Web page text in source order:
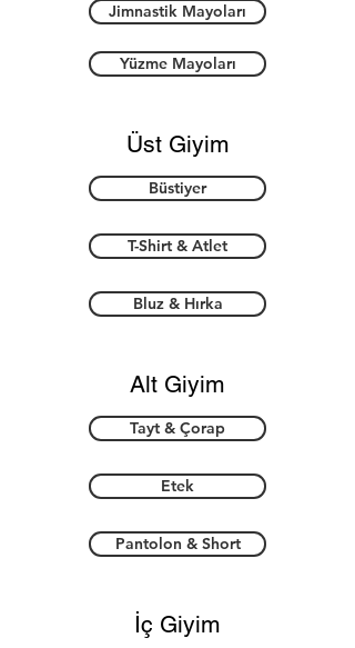
Jimnastik Mayoları
Yüzme Mayoları
Üst Giyim
Büstiyer
T-Shirt & Atlet
Bluz & Hırka
Alt Giyim
Tayt & Çorap
Etek
Pantolon & Short
İç Giyim